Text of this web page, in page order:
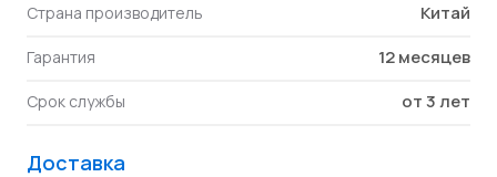
Страна производитель Китай
Гарантия 12 месяцев
Срок службы от 3 лет
Доставка